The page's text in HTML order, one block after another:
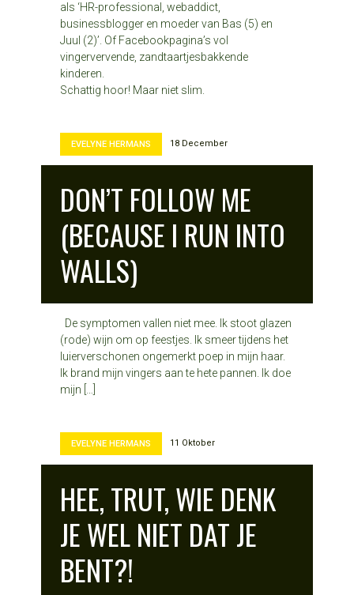
als ‘HR-professional, webaddict,
businessblogger en moeder van Bas (5) en
Juul (2)’. Of Facebookpagina’s vol
vingervervende, zandtaartjesbakkende
kinderen.
Schattig hoor! Maar niet slim.
EVELYNE HERMANS 18 December
DON’T FOLLOW ME
(BECAUSE I RUN INTO
WALLS)
De symptomen vallen niet mee. Ik stoot glazen
(rode) wijn om op feestjes. Ik smeer tijdens het
luierverschonen ongemerkt poep in mijn haar.
Ik brand mijn vingers aan te hete pannen. Ik doe
mijn […]
EVELYNE HERMANS 11 Oktober
HEE, TRUT, WIE DENK
JE WEL NIET DAT JE
BENT?!